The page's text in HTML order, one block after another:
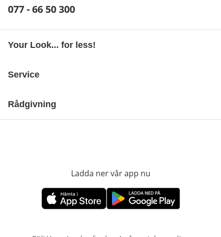
Telefonnummer:
077 - 66 50 300
Your Look... for less!
Service
Rådgivning
Ladda ner vår app nu
öppnas i nytt fönsteröppnas i nytt fönster